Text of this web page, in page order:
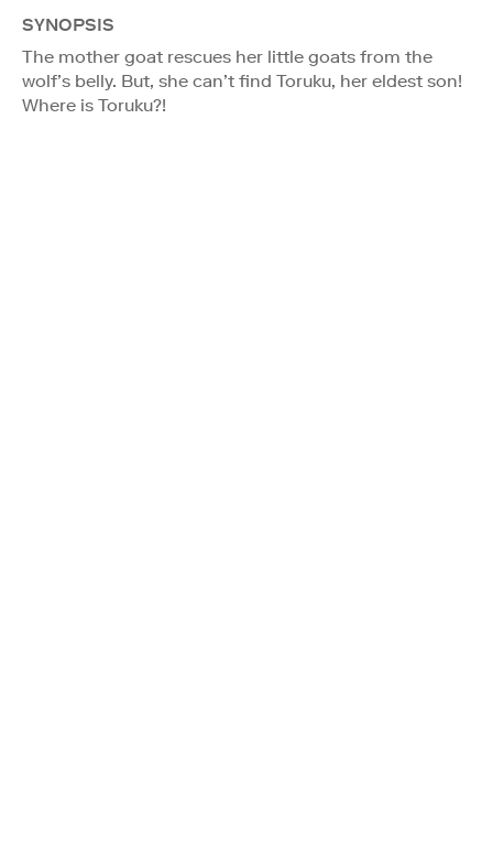
SYNOPSIS
The mother goat rescues her little goats from the
wolf’s belly. But, she can’t find Toruku, her eldest son!
Where is Toruku?!